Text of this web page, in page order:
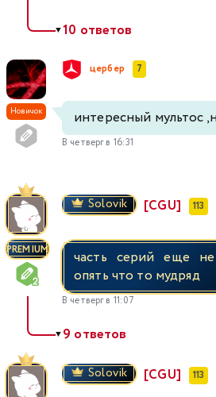
▼10 ответов
Новичок
цербер 7
интересный мультос
В четверг в 16:31
PREMIUM
Solovik [CGU] 113
часть серий еще
опять что то мудряд
В четверг в 11:07
▼9 ответов
Solovik [CGU] 113